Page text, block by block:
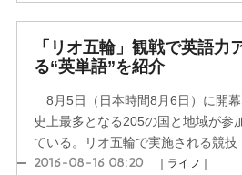
「リオ五輪」観戦で英語
る“英単語”を紹介
8月5日（日本時間8月6日）に開幕
史上最多となる205の国と地域が参
ている。リオ五輪で実施される競
2016-08-16 08:20 ｜ライフ｜